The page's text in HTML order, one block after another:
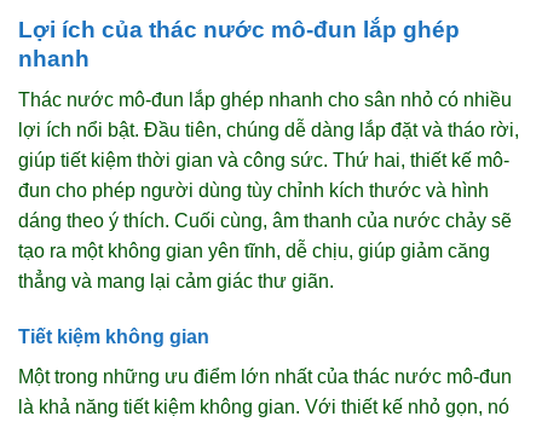
Lợi ích của thác nước mô-đun lắp ghép
nhanh
Thác nước mô-đun lắp ghép nhanh cho sân nhỏ có nhiều
lợi ích nổi bật. Đầu tiên, chúng dễ dàng lắp đặt và tháo rời,
giúp tiết kiệm thời gian và công sức. Thứ hai, thiết kế mô-
đun cho phép người dùng tùy chỉnh kích thước và hình
dáng theo ý thích. Cuối cùng, âm thanh của nước chảy sẽ
tạo ra một không gian yên tĩnh, dễ chịu, giúp giảm căng
thẳng và mang lại cảm giác thư giãn.
Tiết kiệm không gian
Một trong những ưu điểm lớn nhất của thác nước mô-đun
là khả năng tiết kiệm không gian. Với thiết kế nhỏ gọn, nó